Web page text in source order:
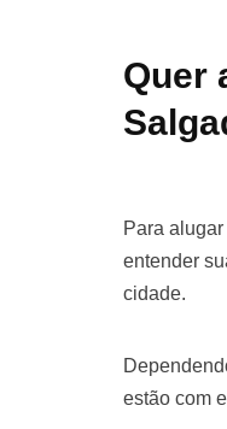
Quer
Para
entender
cidade.
estão com